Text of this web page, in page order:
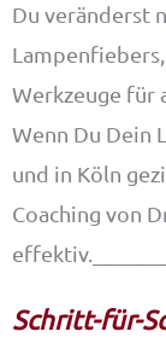
Du veränderst
Werkzeuge für
Wenn Du Dein
und in Köln
Coaching von
Schritt-für-